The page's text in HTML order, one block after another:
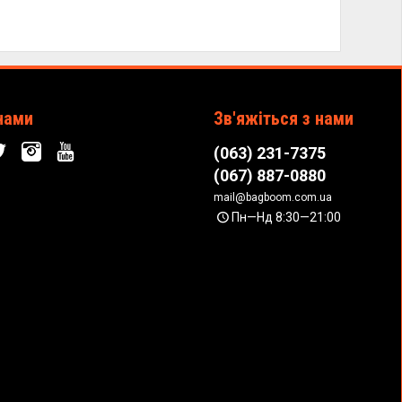
Зв'яжіться з нами
(063) 231-7375
(067) 887-0880
mail@bagboom.com.ua
Пн—Нд 8:30—21:00